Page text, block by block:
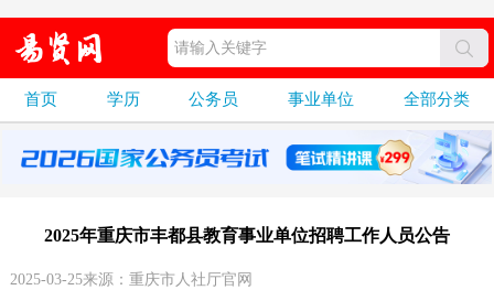
首页 学历 公务员 事业单位 全部分类
2025年重庆市丰都县教育事业单位招聘工作人员公告
2025-03-25来源：重庆市人社厅官网